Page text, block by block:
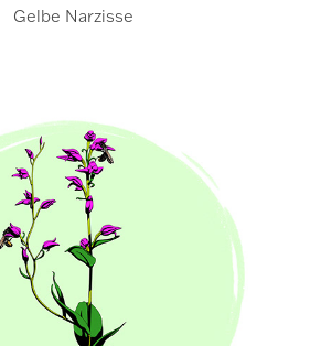
Gelbe Narzisse